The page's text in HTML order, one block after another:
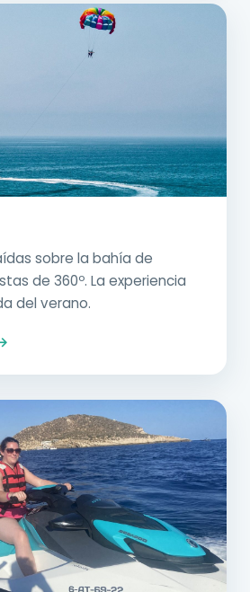
sobre la bahía de
de 360º. La experiencia
del verano.